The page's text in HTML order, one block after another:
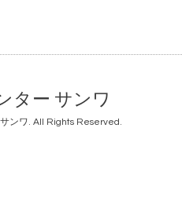
ター サンワ
ンワ. All Rights Reserved.